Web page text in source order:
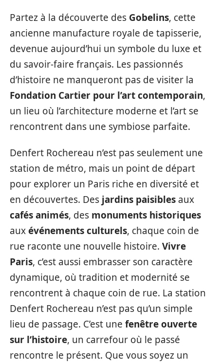
Partez à la découverte des Gobelins, cette
ancienne manufacture royale de tapisserie,
devenue aujourd’hui un symbole du luxe et
du savoir-faire français. Les passionnés
d’histoire ne manqueront pas de visiter la
Fondation Cartier pour l’art contemporain,
un lieu où l’architecture moderne et l’art se
rencontrent dans une symbiose parfaite.
Denfert Rochereau n’est pas seulement une
station de métro, mais un point de départ
pour explorer un Paris riche en diversité et
en découvertes. Des jardins paisibles aux
cafés animés, des monuments historiques
auxévénements culturels, chaque coin de
rue raconte une nouvelle histoire. Vivre
Paris, c’est aussi embrasser son caractère
dynamique, où tradition et modernité se
rencontrent à chaque coin de rue. La station
Denfert Rochereau n’est pas qu’un simple
lieu de passage. C’est une fenêtre ouverte
sur l’histoire, un carrefour où le passé
rencontre le présent. Que vous soyez un